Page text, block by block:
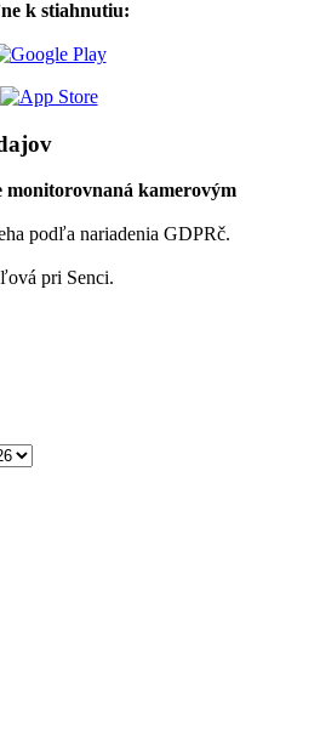
k stiahnutiu:
kamerovým
podľa nariadenia GDPRč.
pri Senci.